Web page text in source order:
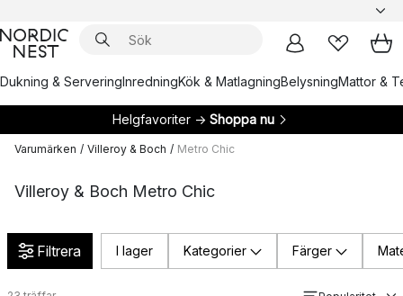
Dukning & ServeringInredningKök & MatlagningBelysningMattor &
Helgfavoriter → Shoppa nu
Varumärken / Villeroy & Boch / Metro Chic
Villeroy & Boch Metro Chic
Filtrera I lager Kategorier Färger